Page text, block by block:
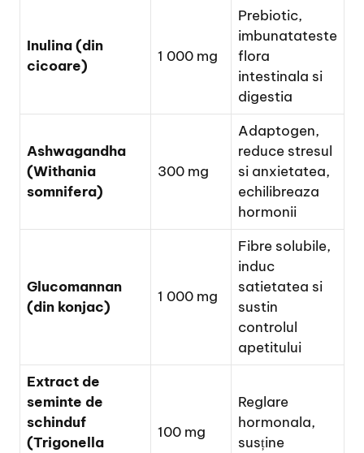
Inulina (din
cicoare)
1 000 mg
Prebiotic,
imbunatateste
flora
intestinala si
digestia
Ashwagandha
(Withania
somnifera)
300 mg
Adaptogen,
reduce stresul
si anxietatea,
echilibreaza
hormonii
Glucomannan
(din konjac)
1 000 mg
Fibre solubile,
induc
satietatea si
sustin
controlul
apetitului
Extract de
seminte de
schinduf
(Trigonella
100 mg
Reglare
hormonala,
susține